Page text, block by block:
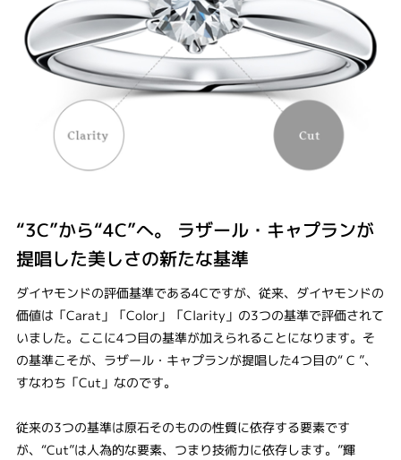
“3C”から“4C”へ。 ラザール・キャプランが
提唱した美しさの新たな基準
ダイヤモンドの評価基準である4Cですが、従来、ダイヤモンドの
価値は「Carat」「Color」「Clarity」の3つの基準で評価されて
いました。ここに4つ目の基準が加えられることになります。そ
の基準こそが、ラザール・キャプランが提唱した4つ目の“ C ”、
すなわち「Cut」なのです。
従来の3つの基準は原石そのものの性質に依存する要素です
が、“Cut”は人為的な要素、つまり技術力に依存します。”輝